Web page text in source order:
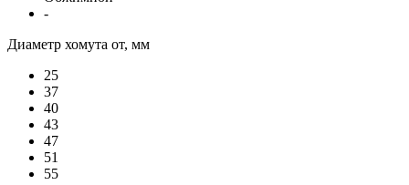
-
Диаметр хомута от, мм
25
37
40
43
47
51
55